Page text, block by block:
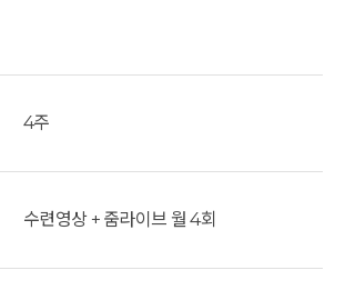
4주
수련영상 + 줌라이브 월 4회